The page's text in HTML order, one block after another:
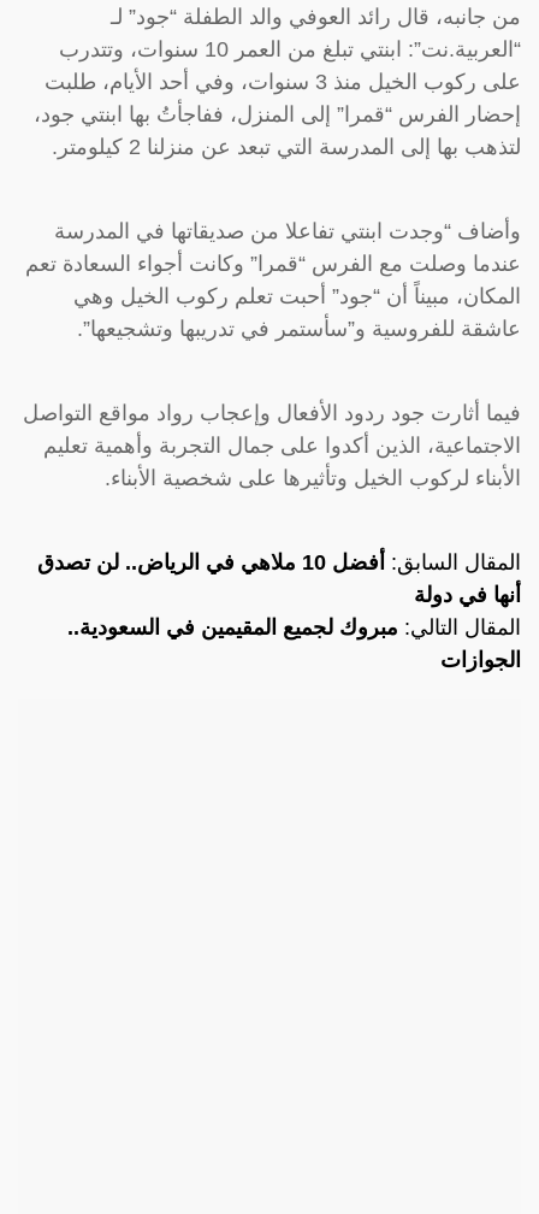
من جانبه، قال رائد العوفي والد الطفلة “جود” لـ
“العربية.نت”: ابنتي تبلغ من العمر 10 سنوات، وتتدرب
على ركوب الخيل منذ 3 سنوات، وفي أحد الأيام، طلبت
إحضار الفرس “قمرا” إلى المنزل، ففاجأتُ بها ابنتي جود،
لتذهب بها إلى المدرسة التي تبعد عن منزلنا 2 كيلومتر.
وأضاف “وجدت ابنتي تفاعلا من صديقاتها في المدرسة
عندما وصلت مع الفرس “قمرا” وكانت أجواء السعادة تعم
المكان، مبيناً أن “جود” أحبت تعلم ركوب الخيل وهي
عاشقة للفروسية و”سأستمر في تدريبها وتشجيعها”.
فيما أثارت جود ردود الأفعال وإعجاب رواد مواقع التواصل
الاجتماعية، الذين أكدوا على جمال التجربة وأهمية تعليم
الأبناء لركوب الخيل وتأثيرها على شخصية الأبناء.
المقال السابق:
أفضل 10 ملاهي في الرياض.. لن تصدق
أنها في دولة
المقال التالي: مبروك لجميع المقيمين في السعودية..
الجوازات